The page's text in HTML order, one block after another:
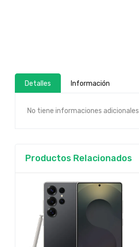
Detalles Información
No tiene informaciones adicionales
Productos Relacionados